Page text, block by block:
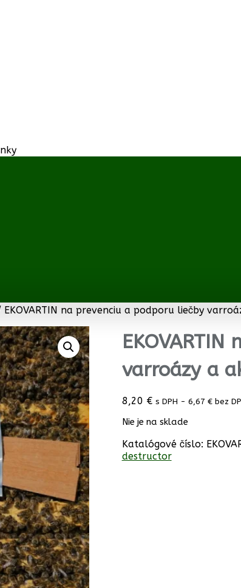
EKOVARTIN na prevenciu a podporu liečby
varroázy a
8,20 € s DPH - 6,67 €bez
Nie je na sklade
Katalógové číslo:
destructor